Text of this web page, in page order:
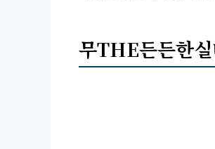
무THE든든한